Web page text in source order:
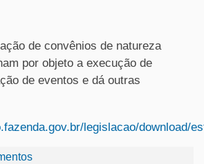
de convênios de natureza
por objeto a execução de
de eventos e dá outras
legislacao/download/